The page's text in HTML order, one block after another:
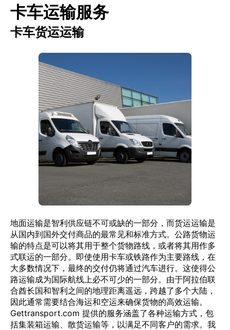
卡车运输服务
卡车货运运输
地面运输是智利供应链不可或缺的一部分，而货运运输是
从国内到国外交付商品的最常见和标准方式。公路货物运
输的特点是可以将其用于整个货物路线，或者将其用作多
式联运的一部分。即使使用卡车或铁路作为主要路线，在
大多数情况下，最终的交付仍将通过汽车进行。这使得公
路运输成为国际航线上必不可少的一部分。由于阿拉伯联
合酋长国和智利之间的地理距离遥远，跨越了多个大陆，
因此通常需要结合海运和空运来确保货物的高效运输。
Gettransport.com 提供的服务涵盖了各种运输方式，包
括集装箱运输、散货运输等，以满足不同客户的需求。我